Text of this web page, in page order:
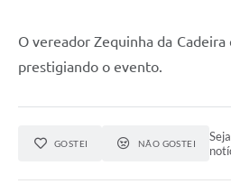
O vereador Zequinha da
prestigiando o evento.
GOSTEI NÃO GOSTEI